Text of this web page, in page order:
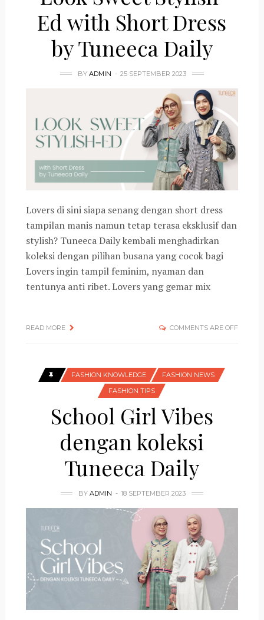
Ed with Short Dress
by Tuneeca Daily
BY ADMIN 25 SEPTEMBER 2023
Lovers di sini siapa senang dengan short dress
tampilan manis namun tetap terasa eksklusif dan
stylish? Tuneeca Daily kembali menghadirkan
koleksi dengan pilihan busana yang cocok bagi
Lovers ingin tampil feminim, nyaman dan
tentunya anti ribet. Lovers yang gemar mix
READ MORE COMMENTS ARE OFF
FASHION KNOWLEDGE
FASHION NEWS
FASHION TIPS
School Girl Vibes
dengan koleksi
Tuneeca Daily
BY ADMIN 18 SEPTEMBER 2023